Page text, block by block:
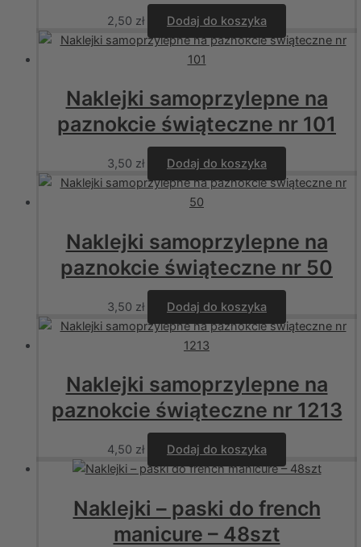
2,50 zł Dodaj do koszyka
Naklejki samoprzylepne na
paznokcie świąteczne nr 101
3,50 zł Dodaj do koszyka
Naklejki samoprzylepne na
paznokcie świąteczne nr 50
3,50 zł Dodaj do koszyka
Naklejki samoprzylepne na
paznokcie świąteczne nr 1213
4,50 zł Dodaj do koszyka
Naklejki – paski do french
manicure – 48szt